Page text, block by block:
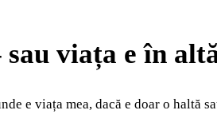
sau viața e în
e viața mea, dacă e doar o haltă